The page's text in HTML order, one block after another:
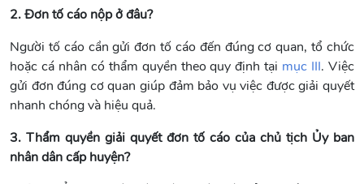
2. Đơn tố cáo nộp ở đâu?
Người tố cáo cần gửi đơn tố cáo đến đúng cơ quan, tổ chức
hoặc cá nhân có thẩm quyền theo quy định tại mục III. Việc
gửi đơn đúng cơ quan giúp đảm bảo vụ việc được giải quyết
nhanh chóng và hiệu quả.
3. Thẩm quyền giải quyết đơn tố cáo của chủ tịch Ủy ban
nhân dân cấp huyện?